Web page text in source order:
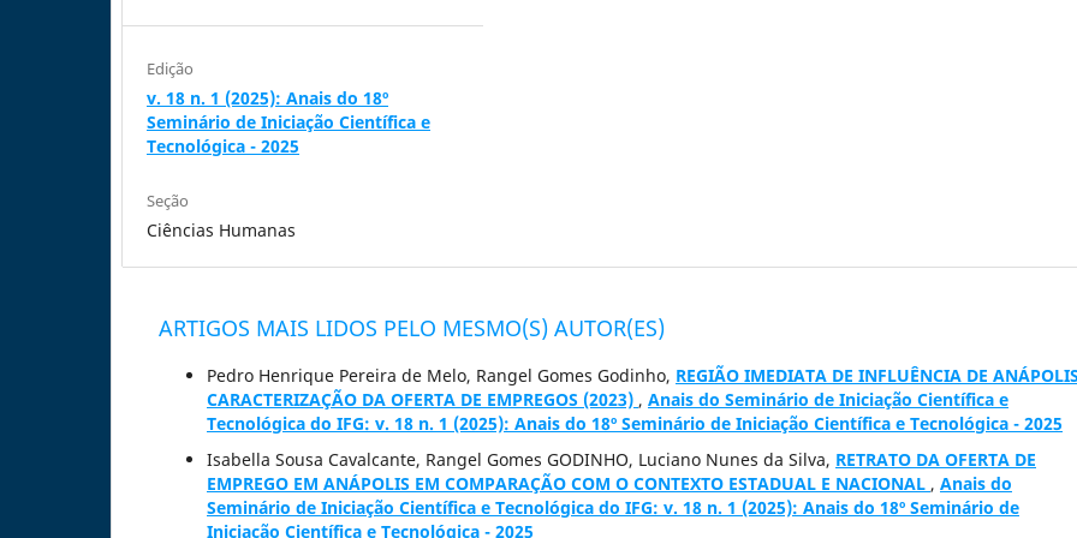
Edição
v. 18 n. 1 (2025): Anais do 18º
Seminário de Iniciação Científica e
Tecnológica - 2025
Seção
Ciências Humanas
ARTIGOS MAIS LIDOS PELO MESMO(S) AUTOR(ES)
Pedro Henrique Pereira de Melo, Rangel Gomes Godinho, REGIÃO IMEDIATA DE INFLUÊNCIA DE
CARACTERIZAÇÃO DA OFERTA DE EMPREGOS (2023) , Anais do Seminário de Iniciação Científica e
Tecnológica do IFG: v. 18 n. 1 (2025): Anais do 18º Seminário de Iniciação Científica e Tecnológica - 2025
Isabella Sousa Cavalcante, Rangel Gomes GODINHO, Luciano Nunes da Silva, RETRATO DA OFERTA DE
EMPREGO EM ANÁPOLIS EM COMPARAÇÃO COM O CONTEXTO ESTADUAL E NACIONAL , Anais do
Seminário de Iniciação Científica e Tecnológica do IFG: v. 18 n. 1 (2025): Anais do 18º Seminário de
Iniciação Científica e Tecnológica - 2025